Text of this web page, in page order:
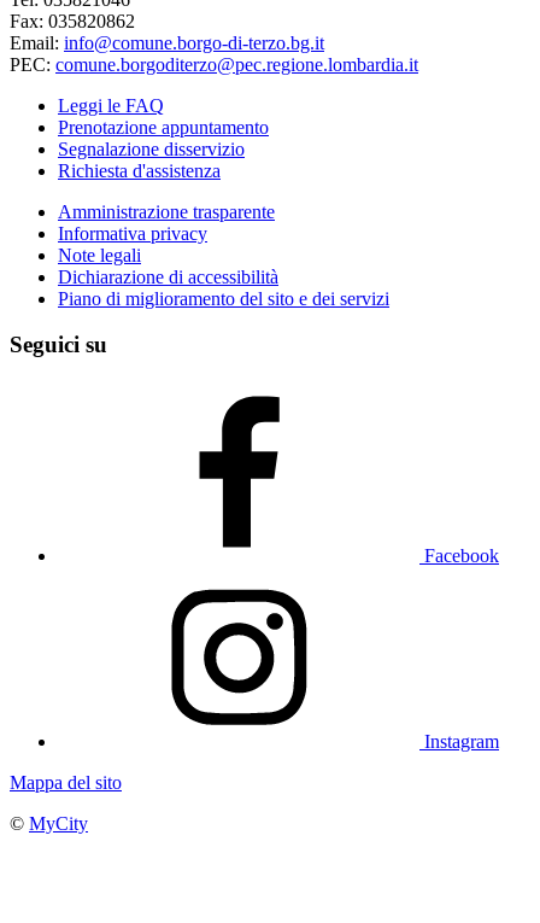
Fax: 035820862
Email: info@comune.borgo-di-terzo.bg.it
PEC: comune.borgoditerzo@pec.regione.lombardia.it
Leggi le FAQ
Prenotazione appuntamento
Segnalazione disservizio
Richiesta d'assistenza
Amministrazione trasparente
Informativa privacy
Note legali
Dichiarazione di accessibilità
Piano di miglioramento del sito e dei servizi
Seguici su
Facebook
Instagram
Mappa del sito
© MyCity